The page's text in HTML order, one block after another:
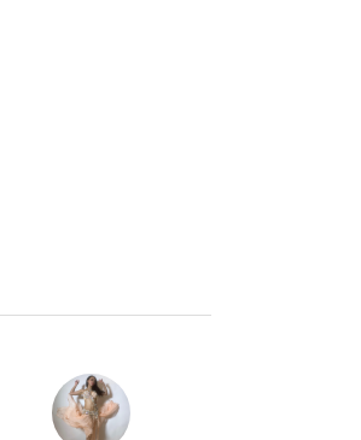
投稿者